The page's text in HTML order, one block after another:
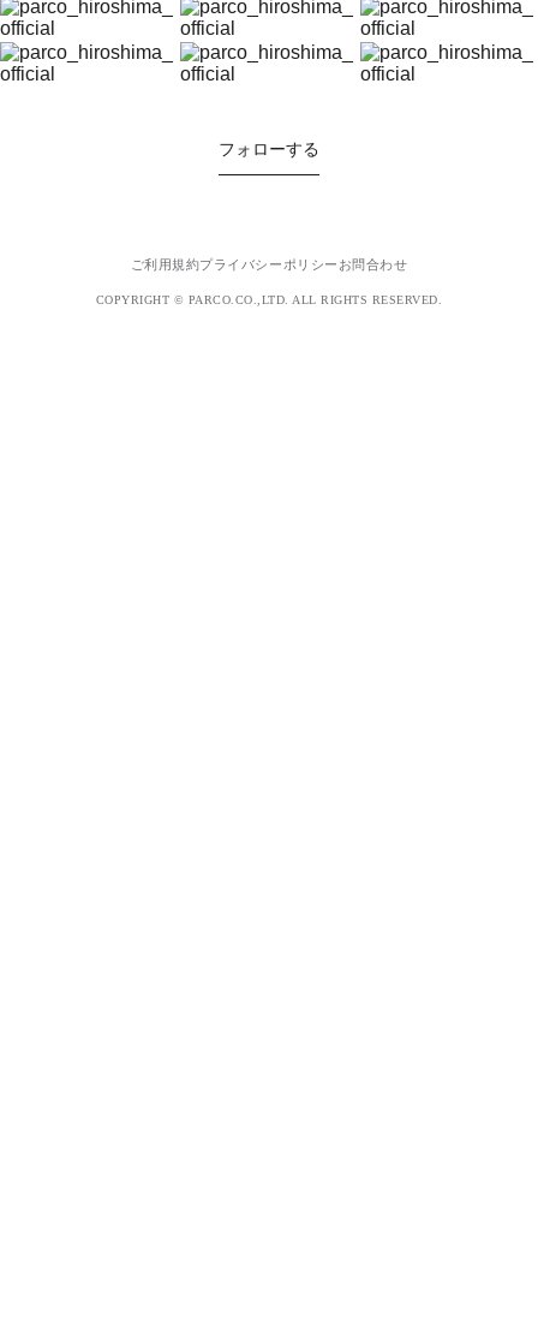
フォローする
ご利用規約プライバシーポリシー お問合わせ
COPYRIGHT © PARCO.CO.,LTD. ALL RIGHTS RESERVED.